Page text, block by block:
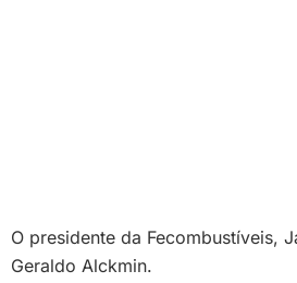
O presidente da Fecombustíveis,
Geraldo Alckmin.